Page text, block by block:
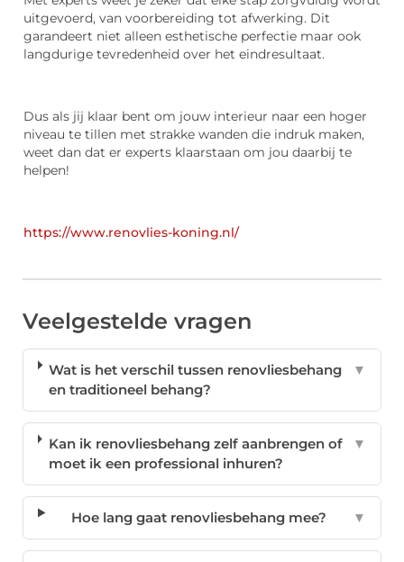
uitgevoerd, van voorbereiding tot afwerking. Dit
garandeert niet alleen esthetische perfectie maar ook
langdurige tevredenheid over het eindresultaat.
Dus als jij klaar bent om jouw interieur naar een hoger
niveau te tillen met strakke wanden die indruk maken,
weet dan dat er experts klaarstaan om jou daarbij te
helpen!
https://www.renovlies-koning.nl/
Veelgestelde vragen
Wat is het verschil tussen renovliesbehang
en traditioneel behang?
▼
Kan ik renovliesbehang zelf aanbrengen of
moet ik een professional inhuren?
▼
Hoe lang gaat renovliesbehang mee? ▼